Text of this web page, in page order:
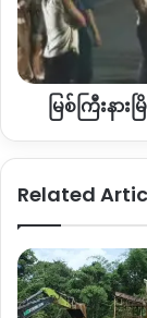
လက်လှမ်းမှီသလေ
မြေပြင်အခြေအ
Data For
အတွင်း မြန်မာ
By – Hope
နေ
ပိတ်
ထား
ယာဉ်
တိုက်
ပြေး
မှု
မကြာခဏ
ဖြစ်ပွား
မြစ်ကြီးနာ
Related